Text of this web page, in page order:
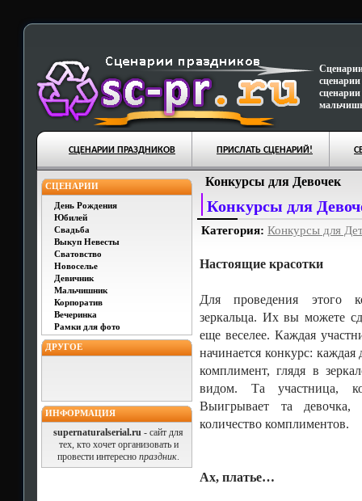
СЦЕНАРИИ ПРАЗДНИКОВ ПРИСЛАТЬ СЦЕНАРИЙ!
СЦЕНАРИИ
День Рождения
Юбилей
Свадьба
Выкуп Невесты
Сватовство
Новоселье
Девичник
Мальчишник
Корпоратив
Вечеринка
Рамки для фото
ДРУГОЕ
ИНФОРМАЦИЯ
supernaturalserial.ru - сайт для
тех, кто хочет организовать и
провести интереснопраздник.
Конкурсы для Девочек
Конкурсы для
Категория: Конкурсы для
Настоящие красотки
Для проведения этого
зеркальца. Их вы можете
еще веселее. Каждая
начинается конкурс:
комплимент, глядя в
видом. Та участница,
Выигрывает та девочка,
количество комплиментов.
Ах, платье…